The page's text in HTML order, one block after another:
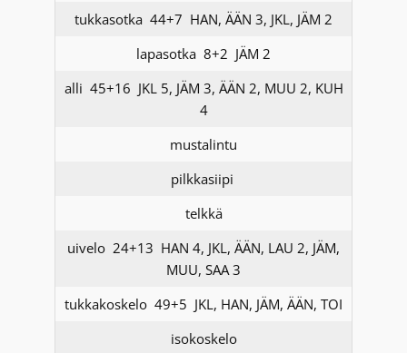
tukkasotka 44+7 HAN, ÄÄN 3, JKL, JÄM 2
lapasotka 8+2 JÄM 2
alli 45+16 JKL 5, JÄM 3, ÄÄN 2, MUU 2, KUH
4
mustalintu
pilkkasiipi
telkkä
uivelo 24+13 HAN 4, JKL, ÄÄN, LAU 2, JÄM,
MUU, SAA 3
tukkakoskelo 49+5 JKL, HAN, JÄM, ÄÄN, TOI
isokoskelo